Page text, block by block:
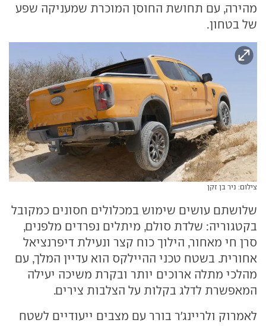
מהירה, עם תחושת החוסן המוכרת שמעניקה שפע
של בטחון.
צילום: ניר בן זקן
שלושתם עושים שימוש במכלולים חסונים כמקובל
בקטגוריה: שלדת סולם, מיתלים נפרדים מלפנים,
סרן חי מאחור, הילוך כוח קצר ונעילת דיפרנציאל
אחורית. בשטח טכני ההיילקס הוא עדיין המלך, עם
מהלכי מתלה ארוכים יותר ובקרת משיכה יעילה
המאפשרת לדלג בקלות על הצלבות צירים.
לאמרוק ולריינג'ר בורר עם מצבים ייעודיים לשטח